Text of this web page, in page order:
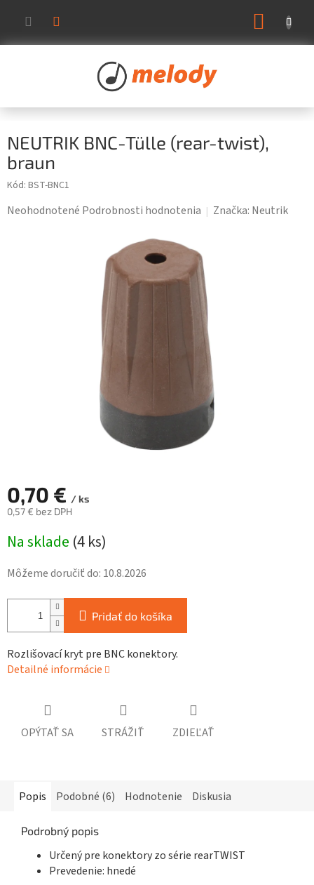
obsah
NEUTRIK BNC-Tülle (rear-twist),
braun
Kód: BST-BNC1
Priemerné
Neohodnotené Podrobnosti hodnotenia Značka: Neutrik
0,70 € / ks
0,57 € bez DPH
cena:
Na sklade (4 ks)
Môžeme doručiť do: 10.8.2026
Pridať do košíka
Rozlišovací kryt pre BNC konektory.
Detailné informácie
OPÝTAŤ SA STRÁŽIŤ ZDIEĽAŤ
Popis Podobné (6) Hodnotenie Diskusia
Podrobný popis
Určený pre konektory zo série rearTWIST
Prevedenie: hnedé